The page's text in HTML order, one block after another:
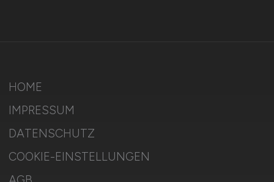
HOME
IMPRESSUM
DATENSCHUTZ
COOKIE-EINSTELLUNGEN